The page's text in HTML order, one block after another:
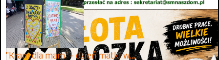
"Kram dla mam" - dzień matki w…